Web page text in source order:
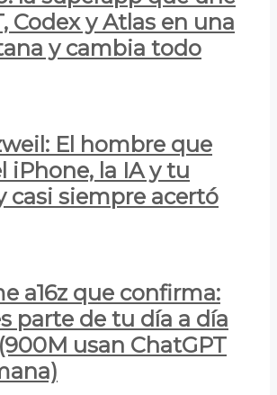
Codex y Atlas en una
y cambia todo
El hombre que
iPhone, la IA y tu
casi siempre acertó
a16z que confirma:
parte de tu día a día
usan ChatGPT